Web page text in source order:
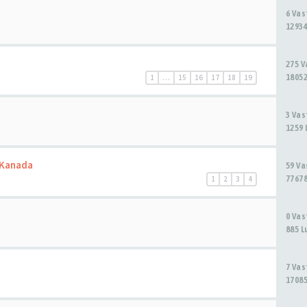
6
1 … 15 16 17 18 19
275
3
1 2 3 4
59
0
885
7